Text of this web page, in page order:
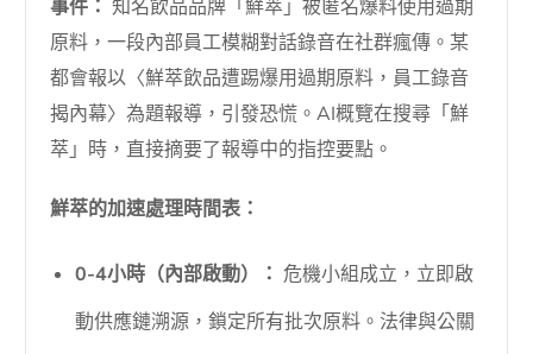
事件： 知名飲品品牌「鮮萃」被匿名爆料使用過期
原料，一段內部員工模糊對話錄音在社群瘋傳。某
都會報以〈鮮萃飲品遭踢爆用過期原料，員工錄音
揭內幕〉為題報導，引發恐慌。AI概覽在搜尋「鮮
萃」時，直接摘要了報導中的指控要點。
鮮萃的加速處理時間表：
0-4小時（內部啟動）： 危機小組成立，立即啟
動供應鏈溯源，鎖定所有批次原料。法律與公關